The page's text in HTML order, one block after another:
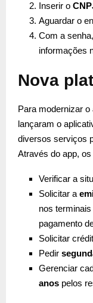
Inserir o
Aguardar o
Com a
informações
Nova
Para modernizar o
lançaram o
diversos serviços
Através do app,
Verificar a
Solicitar a
nos
pagamento
Solicitar
Pedir
Gerenciar
anos pelos